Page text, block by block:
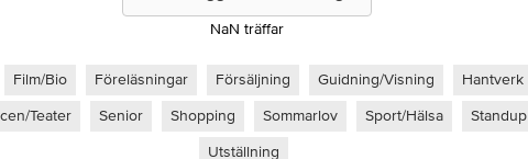
NaN träffar
Film/Bio Föreläsningar Försäljning Guidning/Visning Hantverk
Teater Senior Shopping Sommarlov Sport/Hälsa Standup
Utställning